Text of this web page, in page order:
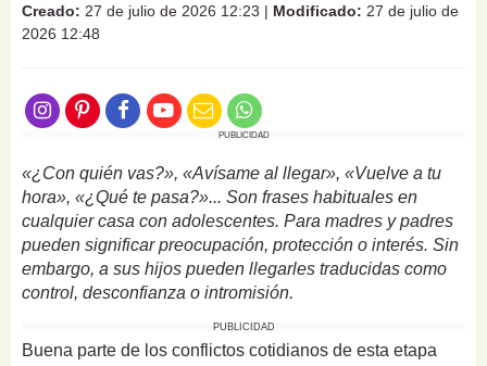
Creado: 27 de julio de 2026 12:23 | Modificado: 27 de julio de
2026 12:48
PUBLICIDAD
«¿Con quién vas?», «Avísame al llegar», «Vuelve a tu
hora», «¿Qué te pasa?»... Son frases habituales en
cualquier casa con adolescentes. Para madres y padres
pueden significar preocupación, protección o interés. Sin
embargo, a sus hijos pueden llegarles traducidas como
control, desconfianza o intromisión.
PUBLICIDAD
Buena parte de los conflictos cotidianos de esta etapa